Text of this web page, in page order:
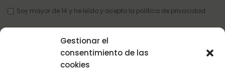
Gestionar el
consentimiento de las
cookies
Soy mayor de 14 y he leído y acepto la política de privacidad